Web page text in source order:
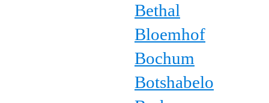
Bethal
Bloemhof
Bochum
Botshabelo